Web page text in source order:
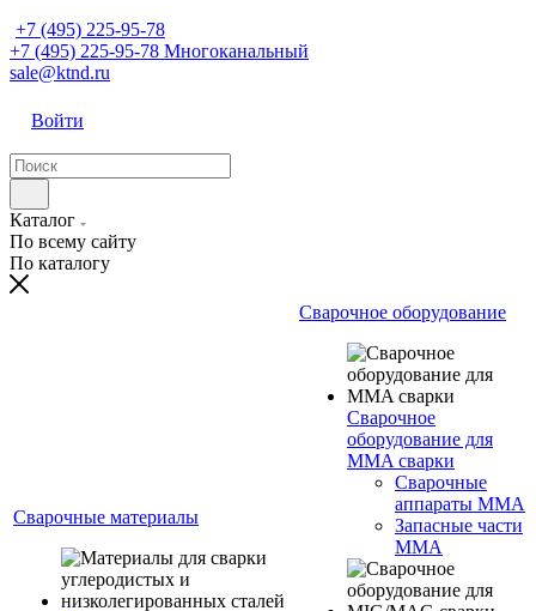
+7 (495) 225-95-78
+7 (495) 225-95-78 Многоканальный
sale@ktnd.ru
Войти
Каталог
По всему сайту
По каталогу
Сварочные материалы
Сварочное оборудование
Сварочное
оборудование для
MMA сварки
Сварочные
аппараты MMA
Запасные части
MMA